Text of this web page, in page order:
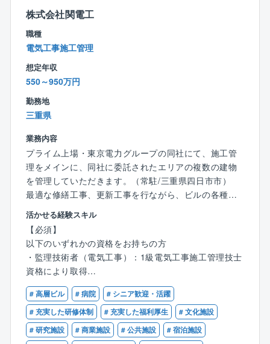
株式会社関電工
職種
電気工事施工管理
想定年収
550～950万円
勤務地
三重県
業務内容
プライム上場・東京電力グループの同社にて、施工管
理をメインに、同社に委託されたエリアの複数の建物
を管理していただきます。（常駐/三重県四日市市）
最適な修繕工事、更新工事を行ながら、ビルの各種役
務を最適化を図っていきます。建築技術者のトータル
な経験が活きる業務です。
■同社の魅力
・本ポジションは特定現場の常駐となりますので、転
勤・出張は想定しておりません。
・案件数が多いため、ご経験に合った案件から挑戦
し、徐々にキャリアアップできる環境です。
・2024年～2026年に渡り複数回のベースアップを実施
し、保険や手当等福利厚生も充実しているため、働き
活かせる経験スキル
【必須】
以下のいずれかの資格をお持ちの方
・監理技術者（電気工事）：1級電気工事施工管理技士
資格により取得
・監理技術者（電気工事）：一定の実務経験により取
得
上記の資格をお持ちで下記のご経験のある方
・一般建築物でS造、SRC造、RC造での電気設備の施
工管理経験のある方
# 高層ビル # 病院
# シニア歓迎・活躍
# 充実した研修体制
# 充実した福利厚生
# 文化施設
# 研究施設
# 商業施設 # 公共施設
# 宿泊施設